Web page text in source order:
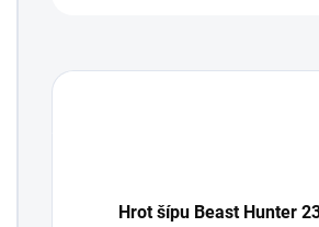
Hrot šípu Beast Hunter